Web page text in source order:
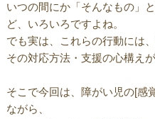
いつの間にか「そんなもの」
ど、いろいろですよね。
でも実は、これらの行動には
その対応方法・支援の心構えが
そこで今回は、障がい児の[感
ながら、